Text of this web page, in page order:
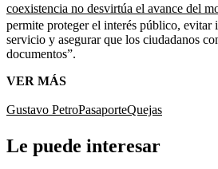
coexistencia no desvirtúa el avance del
permite proteger el interés público, evitar
servicio y asegurar que los ciudadanos
documentos”.
VER MÁS
Gustavo PetroPasaporteQuejas
Le puede interesar